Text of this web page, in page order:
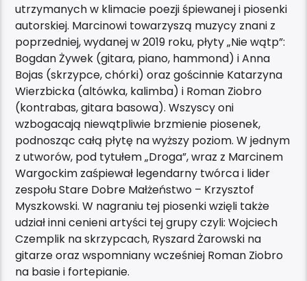
utrzymanych w klimacie poezji śpiewanej i piosenki
autorskiej. Marcinowi towarzyszą muzycy znani z
poprzedniej, wydanej w 2019 roku, płyty „Nie wątp”:
Bogdan Żywek (gitara, piano, hammond) i Anna
Bojas (skrzypce, chórki) oraz gościnnie Katarzyna
Wierzbicka (altówka, kalimba) i Roman Ziobro
(kontrabas, gitara basowa). Wszyscy oni
wzbogacają niewątpliwie brzmienie piosenek,
podnosząc całą płytę na wyższy poziom. W jednym
z utworów, pod tytułem „Droga”, wraz z Marcinem
Wargockim zaśpiewał legendarny twórca i lider
zespołu Stare Dobre Małżeństwo – Krzysztof
Myszkowski. W nagraniu tej piosenki wzięli także
udział inni cenieni artyści tej grupy czyli: Wojciech
Czemplik na skrzypcach, Ryszard Żarowski na
gitarze oraz wspomniany wcześniej Roman Ziobro
na basie i fortepianie.